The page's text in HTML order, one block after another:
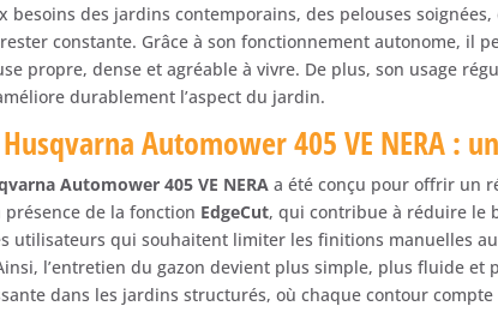
besoins des jardins contemporains, des pelouses
constante. Grâce à son fonctionnement autonome, il
propre, dense et agréable à vivre. De plus, son usage
durablement l’aspect du jardin.
Automower 405 VE NERA :
Automower 405 VE NERA a été conçu pour offrir un
de la fonction EdgeCut, qui contribue à réduire le
utilisateurs qui souhaitent limiter les finitions manuelles
l’entretien du gazon devient plus simple, plus fluide
dans les jardins structurés, où chaque contour